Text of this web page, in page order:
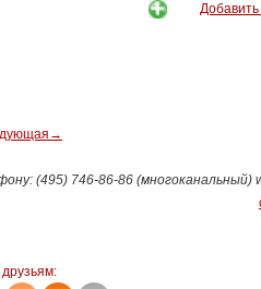
(495) 746-86-86 (многоканальный)